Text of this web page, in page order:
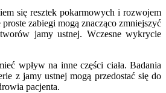
się resztek pokarmowych i rozwojem
zabiegi mogą znacząco zmniejszyć
jamy ustnej. Wczesne wykrycie
wpływ na inne części ciała. Badania
z jamy ustnej mogą przedostać się do
pacjenta.